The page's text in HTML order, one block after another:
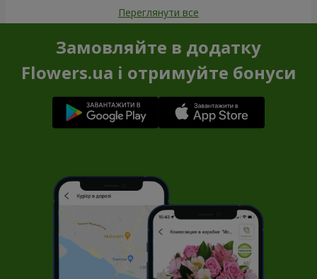
Переглянути все
Замовляйте в додатку
Flowers.ua і отримуйте бонуси